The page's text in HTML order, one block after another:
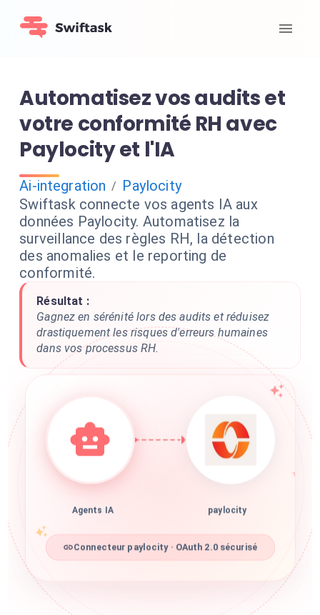
Automatisez vos audits et
votre conformité RH avec
Paylocity et l'IA
Ai-integration / Paylocity
Swiftask connecte vos agents IA aux
données Paylocity. Automatisez la
surveillance des règles RH, la détection
des anomalies et le reporting de
conformité.
Résultat :
Gagnez en sérénité lors des audits et réduisez
drastiquement les risques d'erreurs humaines
dans vos processus RH.
Agents IA paylocity
Connecteur paylocity · OAuth 2.0 sécurisé